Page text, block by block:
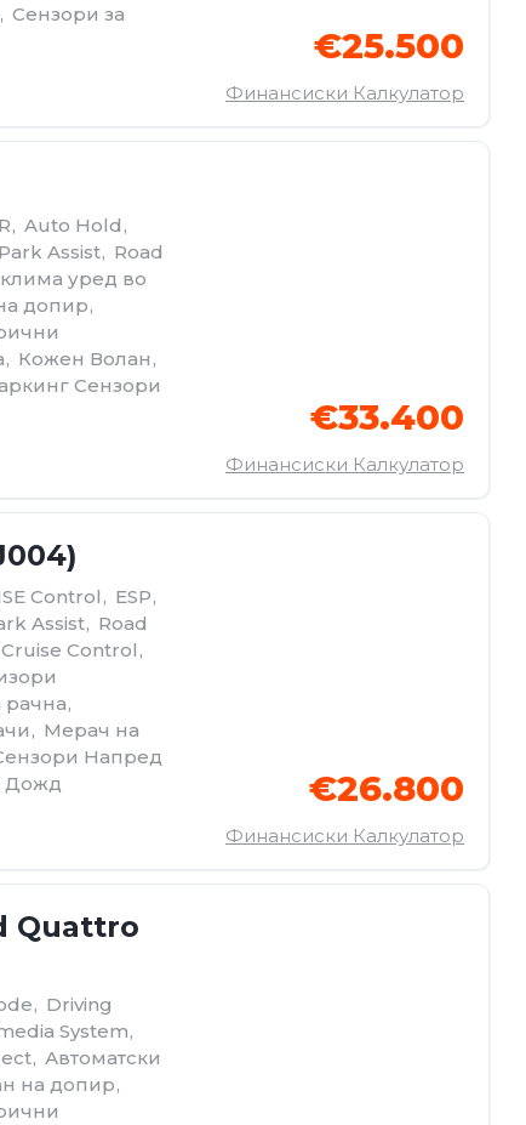
, Сензори за
€25.500
Финансиски Калкулатор
, Auto Hold ,
Park Assist, Road
уред во
допир,
, Кожен Волан ,
Сензори
€33.400
Финансиски Калкулатор
Control , ESP,
Assist, Road
Control ,
рачна,
, Мерач на
Напред
Дожд €26.800
Финансиски Калкулатор
Quattro
, Driving
System,
, Автоматски
на допир,